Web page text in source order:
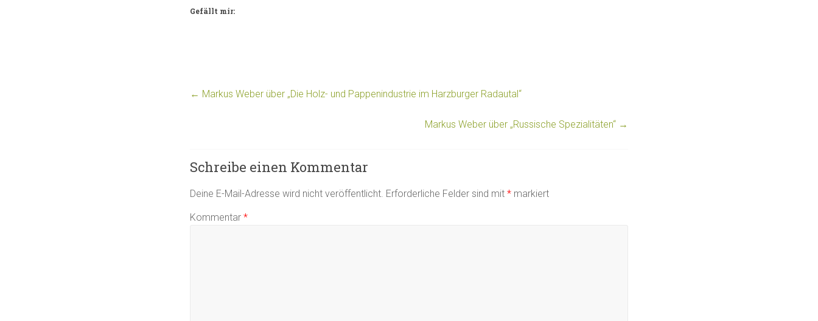
Gefällt mir:
← Markus Weber über „Die Holz- und Pappenindustrie im Harzburger Radautal“
Markus Weber über „Russische Spezialitäten“ →
Schreibe einen Kommentar
Deine E-Mail-Adresse wird nicht veröffentlicht. Erforderliche Felder sind mit * markiert
Kommentar *